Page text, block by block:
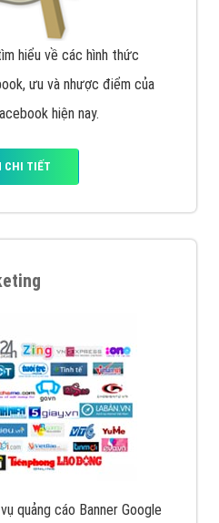
hiểu về các hình thức
ưu và nhược điểm của
hiện nay.
CHI TIẾT
quảng cáo Banner Google